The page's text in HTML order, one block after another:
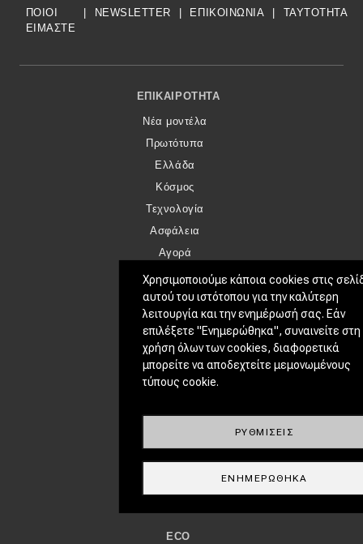
ΠΟΙΟΙ
ΕΙΜΑΣΤΕ
NEWSLETTER ΕΠΙΚΟΙΝΩΝΙΑ TAYTOTHTA
Footer Menu
ΕΠΙΚΑΙΡΌΤΗΤΑ
Νέα μοντέλα
Πρωτότυπα
Ελλάδα
Κόσμος
Τεχνολογία
Ασφάλεια
Αγορά
Απόψεις
TEST DRIVE
Δοκιμή
Αποστολή
Συγκρίνουμε
Formula 1
Motorsport
ECO
Χρησιμοποιούμε κάποια cookies στις
αυτού του ιστότοπου για την καλύτερη
λειτουργία και την ενημέρωσή σας. Εάν
επιλέξετε "Ενημερώθηκα", συναινείτε στη
χρήση όλων των cookies, διαφορετικά
μπορείτε να αποδεχτείτε μεμονωμένους
τύπους cookie.
ΡΥΘΜΊΣΕΙΣ
ΕΝΗΜΕΡΏΘΗΚΑ